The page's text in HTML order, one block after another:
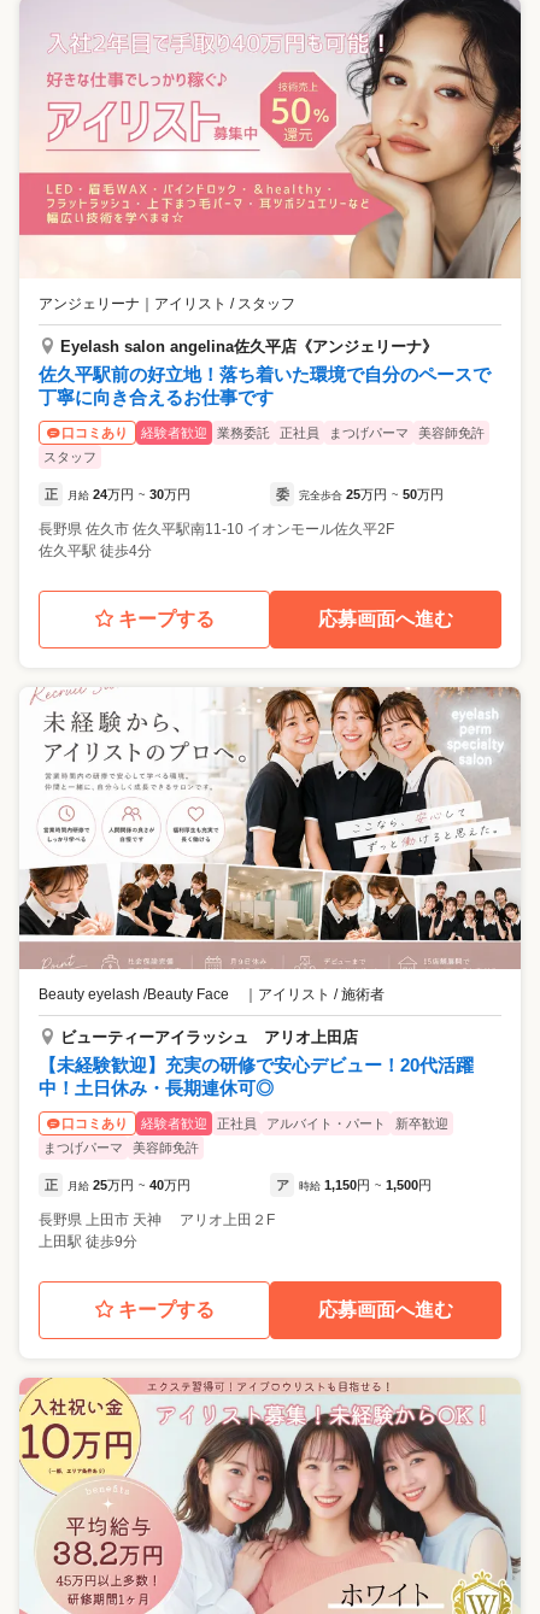
アンジェリーナ アイリスト / スタッフ
Eyelash salon angelina佐久平店《アンジェリーナ》
佐久平駅前の好立地！落ち着いた環境で自分のペースで
丁寧に向き合えるお仕事です
口コミあり 経験者歓迎 業務委託 正社員 まつげパーマ
美容師免許
スタッフ
正 月給 24万円 ~ 30万円 委 完全歩合 25万円 ~ 50万円
長野県 佐久市 佐久平駅南11-10 イオンモール佐久平2F
佐久平駅 徒歩4分
キープする 応募画面へ進む
Beauty eyelash /Beauty Face アイリスト / 施術者
ビューティーアイラッシュ アリオ上田店
【未経験歓迎】充実の研修で安心デビュー！20代活躍
中！土日休み・長期連休可◎
口コミあり 経験者歓迎 正社員 アルバイト・パート
新卒歓迎
まつげパーマ
美容師免許
正 月給 25万円 ~ 40万円 ア 時給 1,150円 ~ 1,500円
長野県 上田市 天神 アリオ上田２F
上田駅 徒歩9分
キープする 応募画面へ進む